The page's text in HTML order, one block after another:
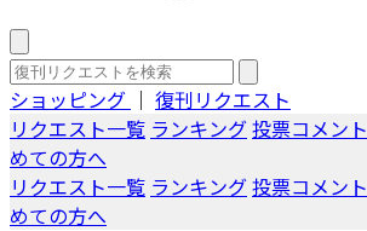
ショッピング ｜ 復刊リクエスト
リクエスト一覧 ランキング投票コメント
めての方へ
リクエスト一覧 ランキング投票コメント
めての方へ